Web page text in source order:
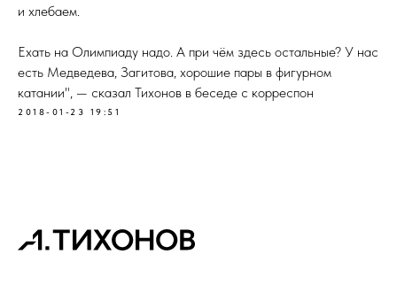
и хлебаем.
Ехать на Олимпиаду надо. А при чём здесь остальные? У нас
есть Медведева, Загитова, хорошие пары в фигурном
катании", — сказал Тихонов в беседе с корреспон
2018-01-23 19:51